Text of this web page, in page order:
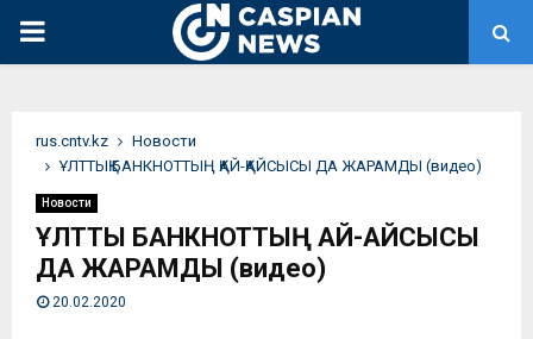
PRIMARY
rus.cntv.kz
Новости
ҰЛТТЫҚ БАНКНОТТЫҢ ҚАЙ-ҚАЙСЫСЫ ДА ЖАРАМДЫ (видео)
Новости
ҰЛТТЫҚ БАНКНОТТЫҢ ҚАЙ-ҚАЙСЫСЫ
ДА ЖАРАМДЫ (видео)
20.02.2020